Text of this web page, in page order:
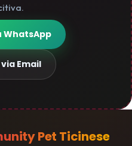
WhatsApp
Email
Pet Ticinese